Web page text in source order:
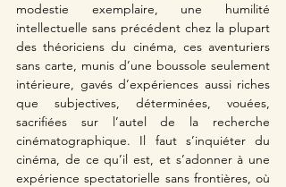
modestie exemplaire, une humilité
intellectuelle sans précédent chez la plupart
des théoriciens du cinéma, ces aventuriers
sans carte, munis d’une boussole seulement
intérieure, gavés d’expériences aussi riches
que subjectives, déterminées, vouées,
sacrifiées sur l’autel de la recherche
cinématographique. Il faut s’inquiéter du
cinéma, de ce qu’il est, et s’adonner à une
expérience spectatorielle sans frontières, où